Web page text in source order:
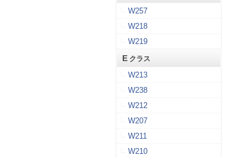
W257
W218
W219
E クラス
W213
W238
W212
W207
W211
W210